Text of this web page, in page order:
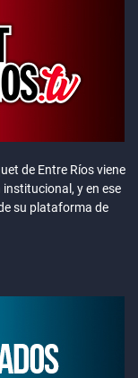
de Entre Ríos viene
y en ese
su plataforma de